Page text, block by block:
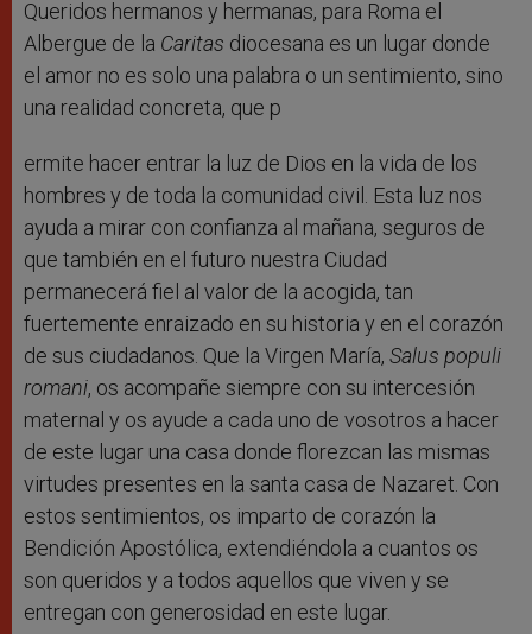
Queridos hermanos y hermanas, para Roma el
Albergue de la Caritas diocesana es un lugar donde
el amor no es solo una palabra o un sentimiento, sino
una realidad concreta, que p
ermite hacer entrar la luz de Dios en la vida de los
hombres y de toda la comunidad civil. Esta luz nos
ayuda a mirar con confianza al mañana, seguros de
que también en el futuro nuestra Ciudad
permanecerá fiel al valor de la acogida, tan
fuertemente enraizado en su historia y en el corazón
de sus ciudadanos. Que la Virgen María, Salus populi
romani, os acompañe siempre con su intercesión
maternal y os ayude a cada uno de vosotros a hacer
de este lugar una casa donde florezcan las mismas
virtudes presentes en la santa casa de Nazaret. Con
estos sentimientos, os imparto de corazón la
Bendición Apostólica, extendiéndola a cuantos os
son queridos y a todos aquellos que viven y se
entregan con generosidad en este lugar.